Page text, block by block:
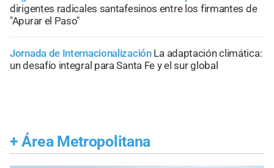
dirigentes radicales santafesinos entre los firmantes de
"Apurar el Paso"
Jornada de Internacionalización La adaptación climática:
un desafío integral para Santa Fe y el sur global
+ Área Metropolitana